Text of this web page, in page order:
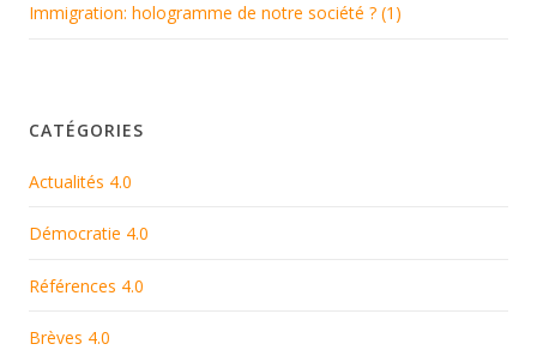
Immigration: hologramme de notre société ? (1)
CATÉGORIES
Actualités 4.0
Démocratie 4.0
Références 4.0
Brèves 4.0